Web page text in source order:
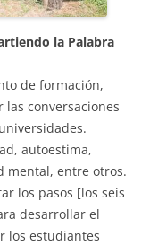
la Palabra
de formación,
las conversaciones
autoestima,
mental, entre otros.
los pasos [los seis
desarrollar el
los estudiantes